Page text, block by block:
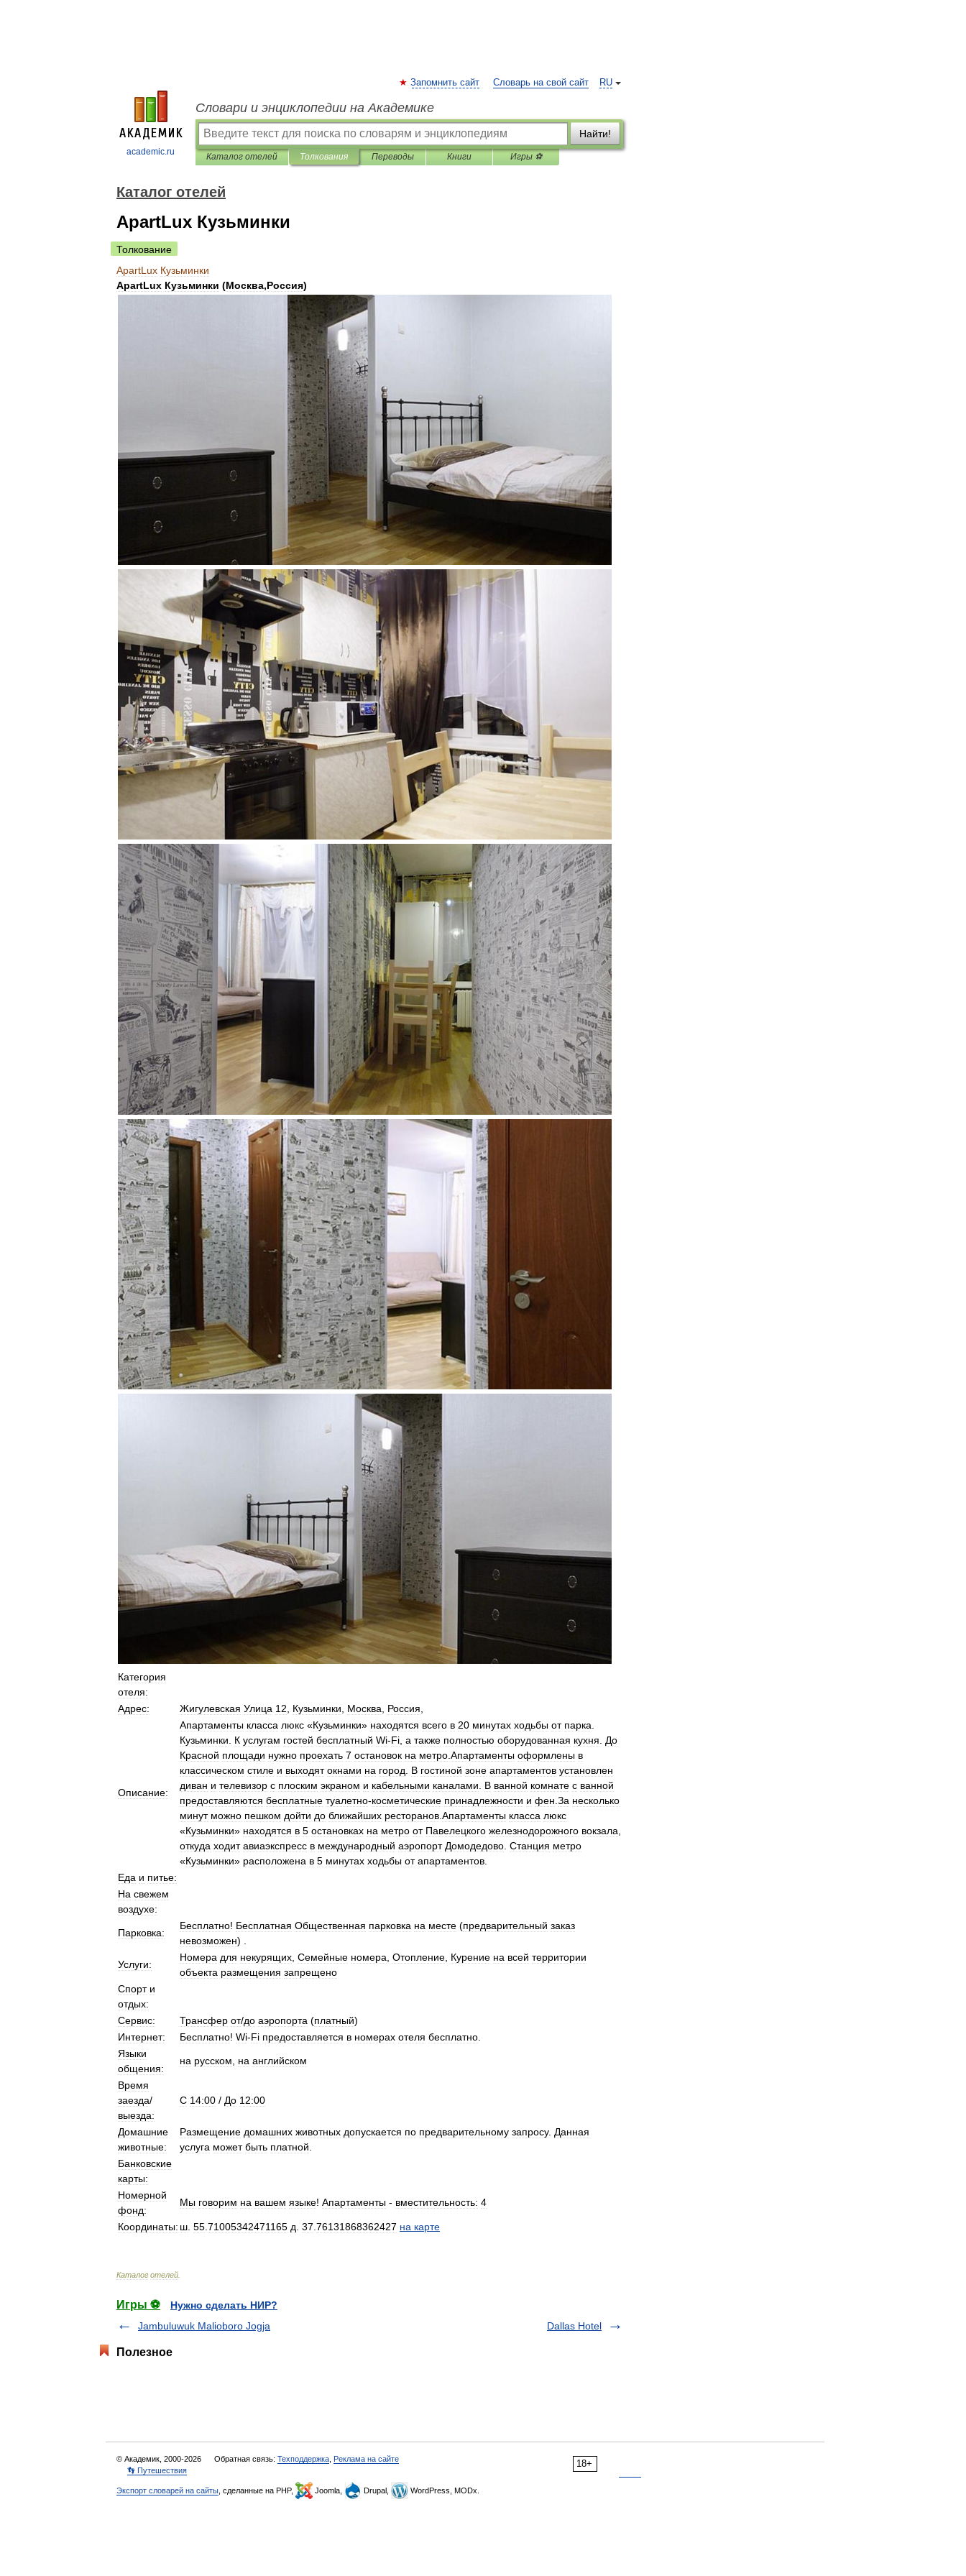
academic.ru
RU
Запомнить сайт Словарь на свой сайт
Словари и энциклопедии на Академике
Найти!
Каталог отелей Толкования Переводы Книги Игры ⚽
Каталог отелей
ApartLux Кузьминки
Толкование
ApartLux Кузьминки
ApartLux Кузьминки (Москва,Россия)
Категория
отеля:
Адрес:
Жигулевская Улица 12 Кузьминки Москва Россия
Описание:
Апартаменты класса люкс «Кузьминки» находятся всего в 20 минутах ходьбы от парка
Кузьминки
К услугам гостей бесплатный Wi-Fi а также полностью оборудованная кухня
До
Красной площади нужно проехать 7 остановок на метро Апартаменты оформлены в
классическом стиле и выходят окнами на город В гостиной зоне апартаментов установлен
диван и телевизор с плоским экраном и кабельными каналами В ванной комнате с ванной
предоставляются бесплатные туалетно-косметические принадлежности и фен За несколько
минут можно пешком дойти до ближайших ресторанов Апартаменты класса люкс
«Кузьминки» находятся в 5 остановках на метро от Павелецкого железнодорожного вокзала
откуда ходит авиаэкспресс в международный аэропорт Домодедово Станция метро
«Кузьминки» расположена в 5 минутах ходьбы от апартаментов
Еда и питье:
На свежем
воздухе:
Парковка:
Бесплатно! Бесплатная Общественная парковка на месте (предварительный заказ
невозможен) .
Услуги:
Номера для некурящих Семейные номера Отопление Курение на всей территории
объекта размещения запрещено
Спорт и
отдых:
Сервис:
Трансфер от/до аэропорта (платный)
Интернет:
Бесплатно! Wi-Fi предоставляется в номерах отеля бесплатно
Языки
общения:
на русском на английском
Время
заезда/
выезда:
C 14:00 / До 12:00
Домашние
животные:
Размещение домашних животных допускается по предварительному запросу. Данная
услуга может быть платной
Банковские
карты:
Номерной
фонд:
Мы говорим на вашем языке! Апартаменты - вместительность: 4
Координаты: ш 55 71005342471165 д 37 76131868362427 на карте
Каталог отелей
Игры ⚽
Нужно сделать НИР?
Jambuluwuk Malioboro Jogja
Dallas Hotel
Полезное
18+
© Академик, 2000-2026 Обратная связь: Техподдержка Реклама на сайте
👣 Путешествия
Экспорт словарей на сайты , сделанные на PHP, Joomla, Drupal, WordPress, MODx.